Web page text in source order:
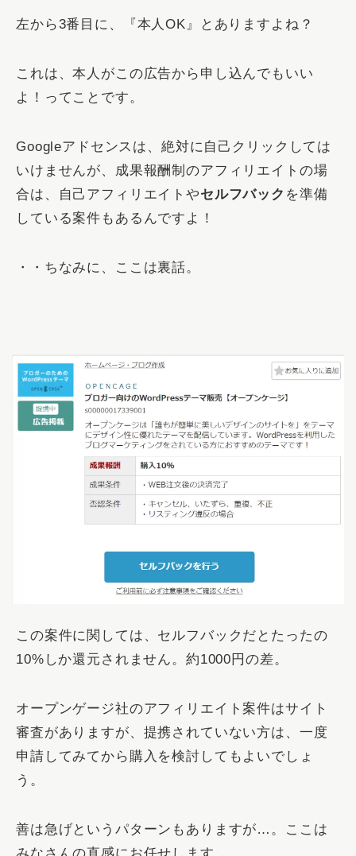
左から3番目に、『本人OK』とありますよね？
これは、本人がこの広告から申し込んでもいい
よ！ってことです。
Googleアドセンスは、絶対に自己クリックしては
いけませんが、成果報酬制のアフィリエイトの場
合は、自己アフィリエイトやセルフバック を準備
している案件もあるんですよ！
・・ちなみに、ここは裏話。
この案件に関しては、セルフバックだとたったの
10%しか還元されません。約1000円の差。
オープンゲージ社のアフィリエイト案件はサイト
審査がありますが、提携されていない方は、一度
申請してみてから購入を検討してもよいでしょ
う。
善は急げというパターンもありますが…。ここは